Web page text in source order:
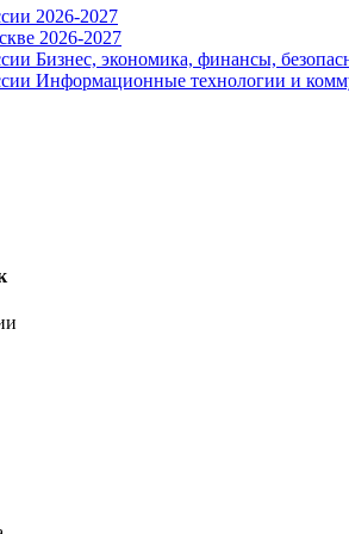
2026-2027
2026-2027
Бизнес, экономика, финансы,
Информационные технологии и